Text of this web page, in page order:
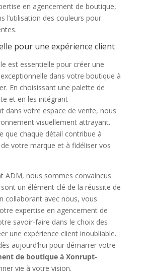
en agencement de boutique,
l’utilisation des couleurs pour
pour une expérience client
est essentielle pour créer une
dans votre boutique à
En choisissant une palette de
et en les intégrant
dans votre espace de vente, nous
visuellement attrayant.
que chaque détail contribue à
votre marque et à fidéliser vos
ADM, nous sommes convaincus
un élément clé de la réussite de
collaborant avec nous, vous
expertise en agencement de
savoir-faire dans le choix des
une expérience client inoubliable.
aujourd’hui pour démarrer votre
de boutique à Xonrupt-
vie à votre vision.